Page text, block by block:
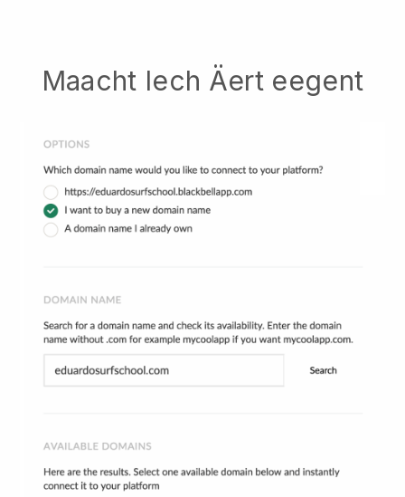
Maacht Iech Äert eegent